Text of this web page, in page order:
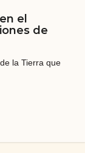
el
de
la Tierra que